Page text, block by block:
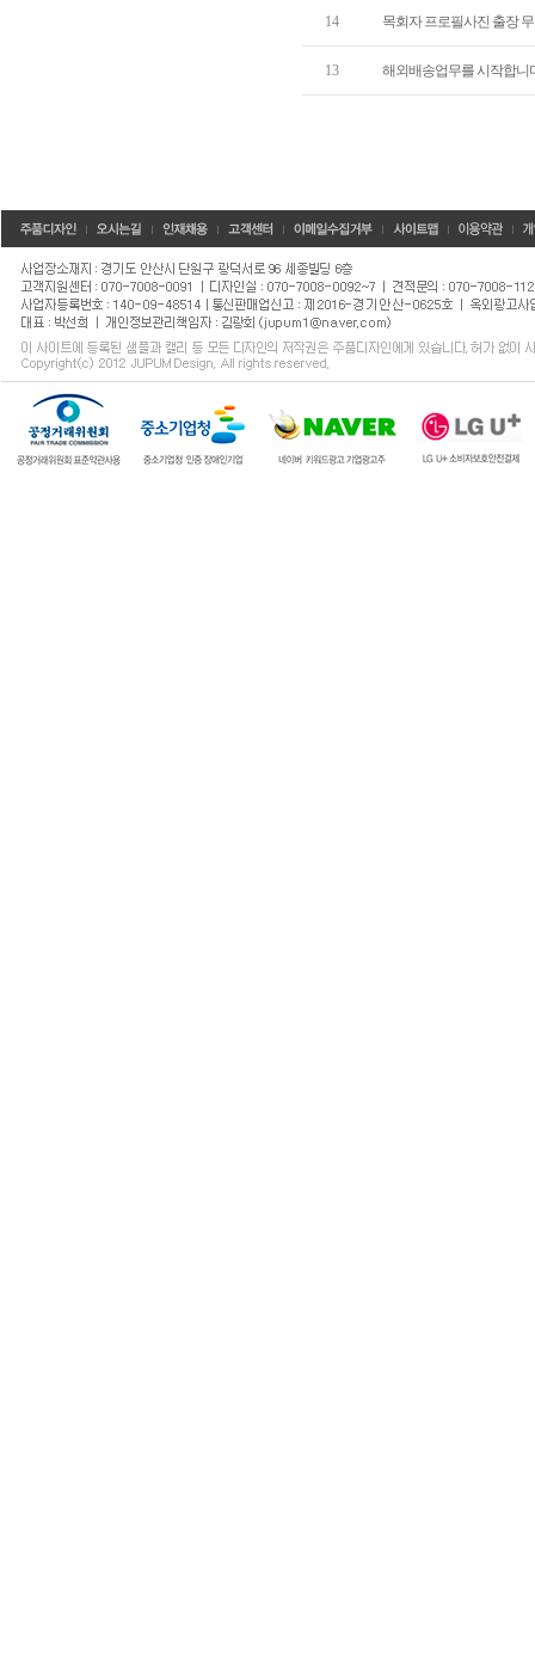
14 목회자 프로필사진 출장
13 해외배송업무를 시작합니